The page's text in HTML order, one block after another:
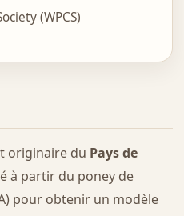
(WPCS)
originaire du Pays de
à partir du poney de
pour obtenir un modèle